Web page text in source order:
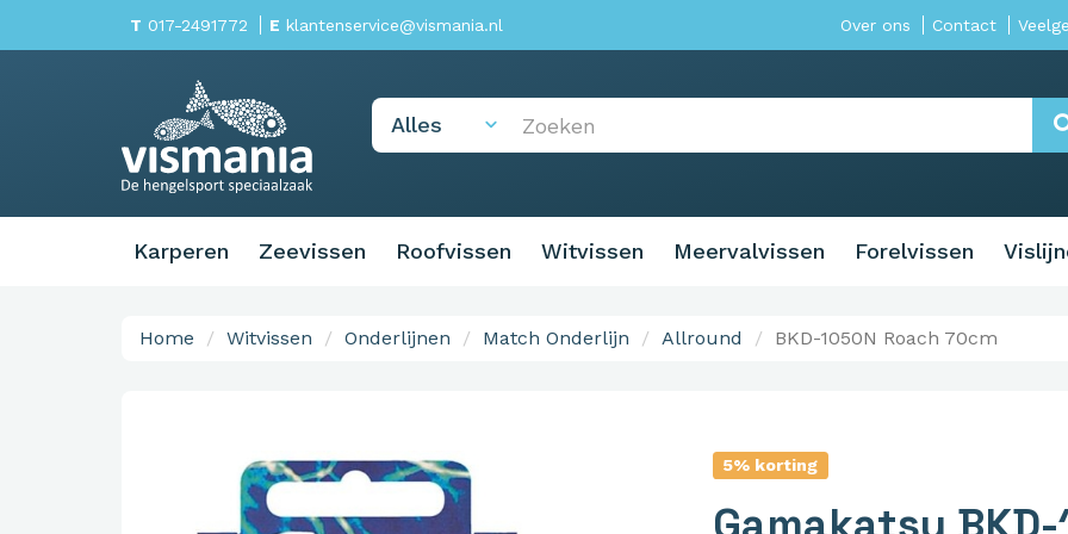
T 017-2491772 E klantenservice@vismania.nl Over ons Contact
Karperen Zeevissen Roofvissen Witvissen Meervalvissen Forelvissen
Home Witvissen Onderlijnen Match Onderlijn Allround BKD-1050N Roach 70cm
5% korting